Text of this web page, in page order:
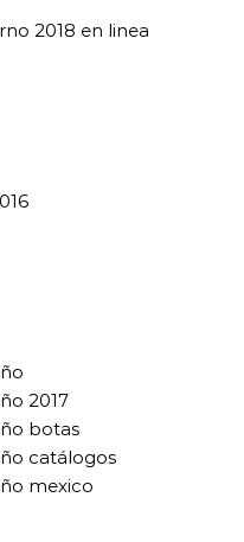
2018 en linea
2017
botas
catálogos
mexico